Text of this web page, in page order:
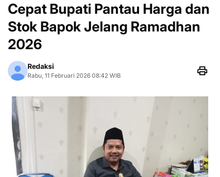
Cepat Bupati Pantau Harga dan
Stok Bapok Jelang Ramadhan
2026
Redaksi
Rabu, 11 Februari 2026 08:42 WIB